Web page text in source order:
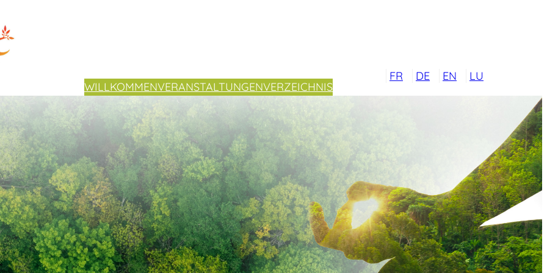
WILLKOMMENVERANSTALTUNGENVERZEICHNIS
FR DE EN LU